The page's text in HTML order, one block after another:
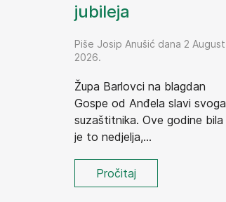
jubileja
Piše Josip Anušić dana 2 August
2026.
Župa Barlovci na blagdan
Gospe od Anđela slavi svoga
suzaštitnika. Ove godine bila
je to nedjelja,...
Pročitaj